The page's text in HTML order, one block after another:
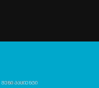
შენი პაციენტი